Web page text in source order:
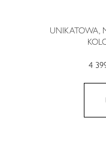
UNIKATOWA,
4